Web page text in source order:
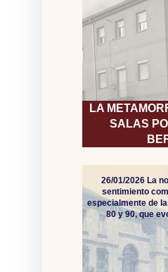
LA
SALAS
26/01/2026 La
sentimiento
especialmente de
80 y 90, que